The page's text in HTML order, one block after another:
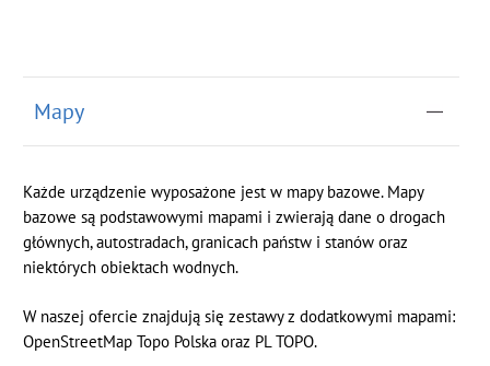
Mapy
Każde urządzenie wyposażone jest w mapy bazowe. Mapy
bazowe są podstawowymi mapami i zwierają dane o drogach
głównych, autostradach, granicach państw i stanów oraz
niektórych obiektach wodnych.
W naszej ofercie znajdują się zestawy z dodatkowymi mapami:
OpenStreetMap Topo Polska oraz PL TOPO.